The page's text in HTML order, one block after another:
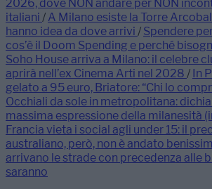
2026, dove NON andare per NON
italiani / A Milano esiste la Torre
hanno idea da dove arrivi / Spendere
cos’è il Doom Spending e perché
Soho House arriva a Milano: il celebre
aprirà nell’ex Cinema Arti nel 2028 / In
gelato a 95 euro, Briatore: “Chi lo
Occhiali da sole in metropolitana:
massima espressione della milanesità
Francia vieta i social agli under 15: il
australiano, però, non è andato
arrivano le strade con precedenza alle
saranno